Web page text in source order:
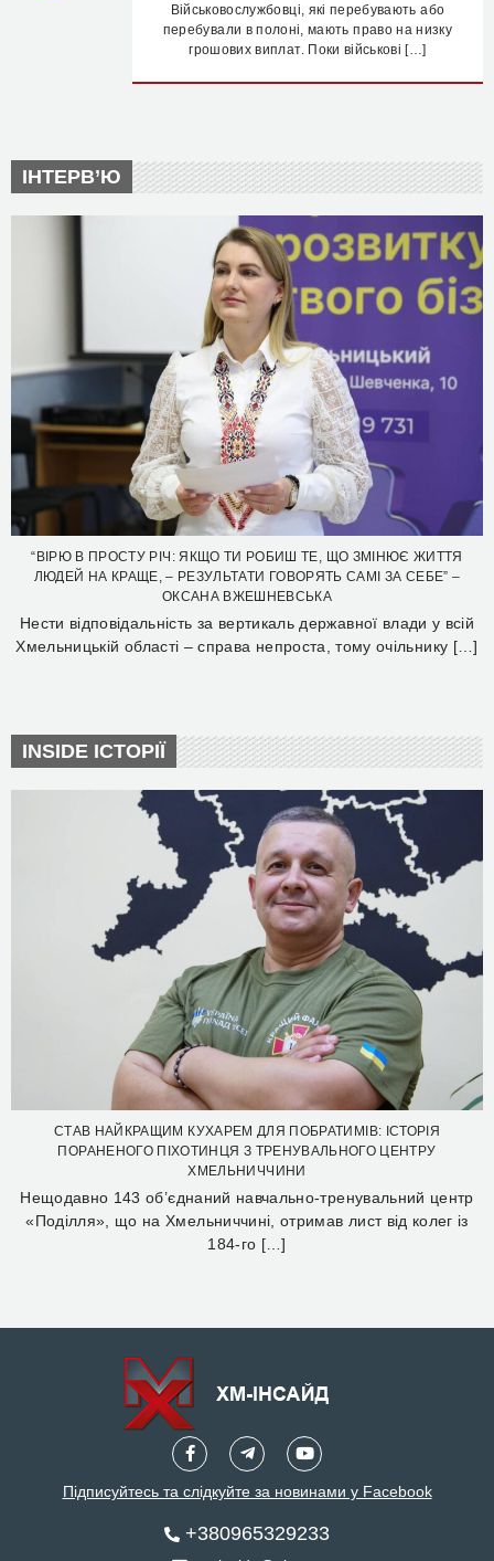
Військовослужбовці, які перебувають або
перебували в полоні, мають право на низку
грошових виплат. Поки військові […]
ІНТЕРВ’Ю
“ВІРЮ В ПРОСТУ РІЧ: ЯКЩО ТИ РОБИШ ТЕ, ЩО ЗМІНЮЄ ЖИТТЯ
ЛЮДЕЙ НА КРАЩЕ, – РЕЗУЛЬТАТИ ГОВОРЯТЬ САМІ ЗА СЕБЕ” –
ОКСАНА ВЖЕШНЕВСЬКА
Нести відповідальність за вертикаль державної влади у всій
Хмельницькій області – справа непроста, тому очільнику […]
INSIDE ІСТОРІЇ
СТАВ НАЙКРАЩИМ КУХАРЕМ ДЛЯ ПОБРАТИМІВ: ІСТОРІЯ
ПОРАНЕНОГО ПІХОТИНЦЯ З ТРЕНУВАЛЬНОГО ЦЕНТРУ
ХМЕЛЬНИЧЧИНИ
Нещодавно 143 об’єднаний навчально-тренувальний центр
«Поділля», що на Хмельниччині, отримав лист від колег із
184-го […]
Підписуйтесь та слідкуйте за новинами у Facebook
+380965329233